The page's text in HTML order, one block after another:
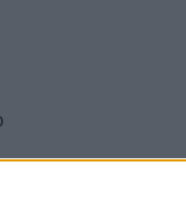
mí